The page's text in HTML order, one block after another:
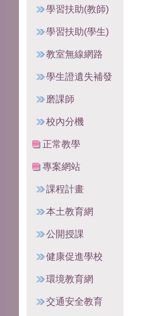
學習扶助(教師)
學習扶助(學生)
教室無線網路
學生證遺失補發
磨課師
校內分機
正常教學
專案網站
課程計畫
本土教育網
公開授課
健康促進學校
環境教育網
交通安全教育